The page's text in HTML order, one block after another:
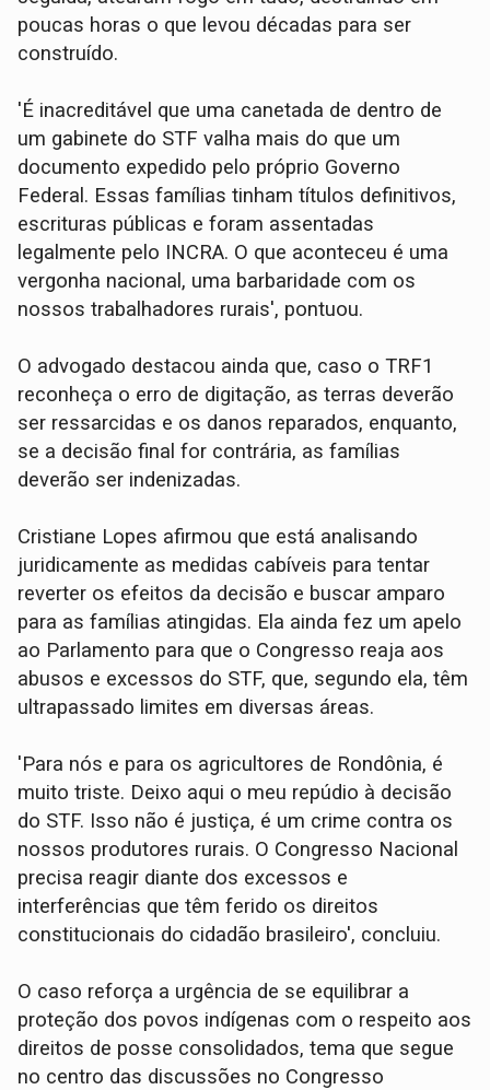
poucas horas o que levou décadas para ser
construído.
'É inacreditável que uma canetada de dentro de
um gabinete do STF valha mais do que um
documento expedido pelo próprio Governo
Federal. Essas famílias tinham títulos definitivos,
escrituras públicas e foram assentadas
legalmente pelo INCRA. O que aconteceu é uma
vergonha nacional, uma barbaridade com os
nossos trabalhadores rurais', pontuou.
O advogado destacou ainda que, caso o TRF1
reconheça o erro de digitação, as terras deverão
ser ressarcidas e os danos reparados, enquanto,
se a decisão final for contrária, as famílias
deverão ser indenizadas.
Cristiane Lopes afirmou que está analisando
juridicamente as medidas cabíveis para tentar
reverter os efeitos da decisão e buscar amparo
para as famílias atingidas. Ela ainda fez um apelo
ao Parlamento para que o Congresso reaja aos
abusos e excessos do STF, que, segundo ela, têm
ultrapassado limites em diversas áreas.
'Para nós e para os agricultores de Rondônia, é
muito triste. Deixo aqui o meu repúdio à decisão
do STF. Isso não é justiça, é um crime contra os
nossos produtores rurais. O Congresso Nacional
precisa reagir diante dos excessos e
interferências que têm ferido os direitos
constitucionais do cidadão brasileiro', concluiu.
O caso reforça a urgência de se equilibrar a
proteção dos povos indígenas com o respeito aos
direitos de posse consolidados, tema que segue
no centro das discussões no Congresso